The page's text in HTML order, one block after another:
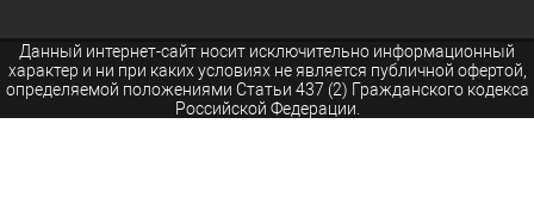
Данный интернет-сайт носит исключительно информационный
характер и ни при каких условиях не является публичной офертой,
определяемой положениями Статьи 437 (2) Гражданского кодекса
Российской Федерации.